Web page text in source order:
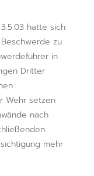
hatte sich
zu
in
Dritter
Wehr setzen
nach
mehr